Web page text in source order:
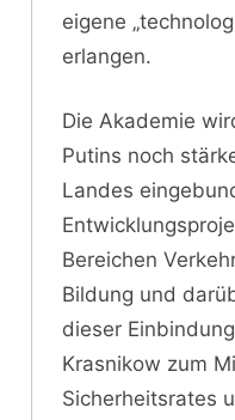
eigene
erlangen.
Die Akademie
Putins noch
Landes
Bereichen
Bildung und
dieser
Krasnikow zum
Sicherheitsrates